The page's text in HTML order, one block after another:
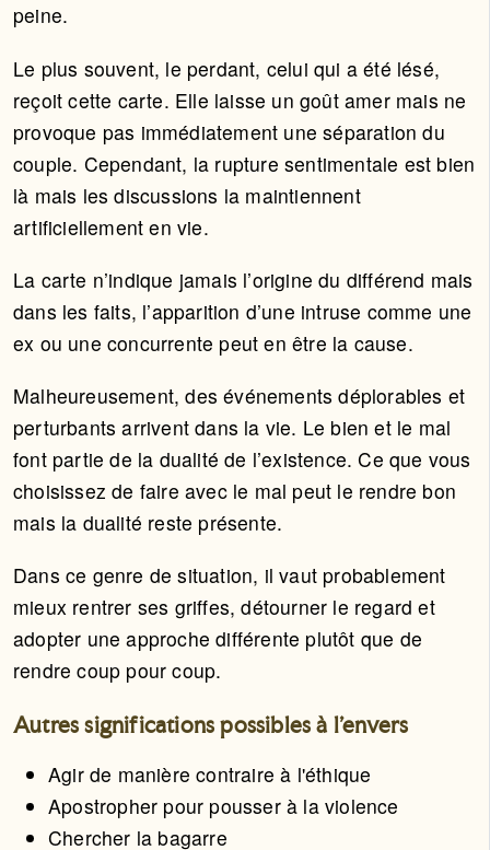
peine.
Le plus souvent, le perdant, celui qui a été lésé,
reçoit cette carte. Elle laisse un goût amer mais ne
provoque pas immédiatement une séparation du
couple. Cependant, la rupture sentimentale est bien
là mais les discussions la maintiennent
artificiellement en vie.
La carte n’indique jamais l’origine du différend mais
dans les faits, l’apparition d’une intruse comme une
ex ou une concurrente peut en être la cause.
Malheureusement, des événements déplorables et
perturbants arrivent dans la vie. Le bien et le mal
font partie de la dualité de l’existence. Ce que vous
choisissez de faire avec le mal peut le rendre bon
mais la dualité reste présente.
Dans ce genre de situation, il vaut probablement
mieux rentrer ses griffes, détourner le regard et
adopter une approche différente plutôt que de
rendre coup pour coup.
Autres significations possibles à l'envers
Agir de manière contraire à l'éthique
Apostropher pour pousser à la violence
Chercher la bagarre